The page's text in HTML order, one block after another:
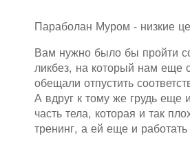
Параболан Муром - низкие
Вам нужно было бы пройти
ликбез, на который нам еще
обещали отпустить
А вдруг к тому же грудь еще
часть тела, которая и так
тренинг, а ей еще и